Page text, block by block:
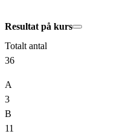
Resultat på kurs
Totalt antal
36
A
3
B
11